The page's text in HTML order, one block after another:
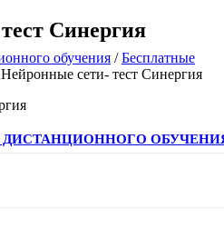
Синергия
обучения /Бесплатные
Нейронные сети- тест Синергия